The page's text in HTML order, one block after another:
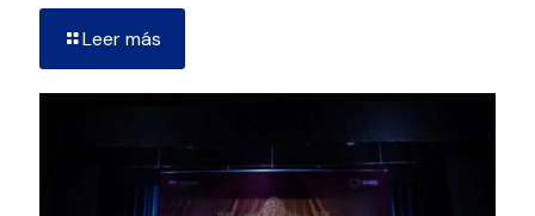
Leer más